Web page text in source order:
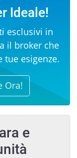
Ideale!
esclusivi in
il broker che
esigenze.
Ora!
e